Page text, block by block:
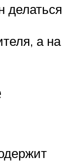
делаться
а на